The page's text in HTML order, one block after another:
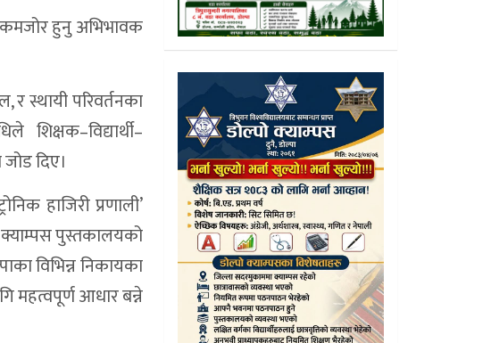
कमजोर हुनु अभिभावक
र स्थायी परिवर्तनका
दिए।
हाजिरी प्रणाली’
क्याम्पस पुस्तकालयको
विभिन्न निकायका
महत्वपूर्ण आधार बन्ने